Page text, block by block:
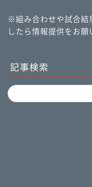
※組み合わせや試合結
したら情報提供をお願
記事検索